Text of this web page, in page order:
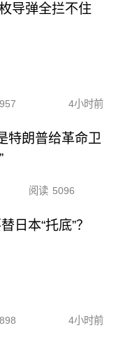
导弹全拦不住
4小时前
特朗普给革命卫
阅读 5096
日本“托底”？
4小时前